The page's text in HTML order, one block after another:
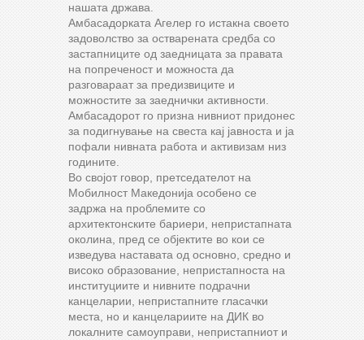
нашата држава.
Амбасадорката Агелер го истакна своето
задоволство за остварената средба со
застапниците од заедницата за правата
на попреченост и можноста да
разговараат за предизвиците и
можностите за заеднички активности.
Амбасадорот го призна нивниот придонес
за подигнување на свеста кај јавноста и ја
пофали нивната работа и активизам низ
годините.
Во својот говор, претседателот на
Мобилност Македонија особено се
задржа на проблемите со
архитектонските бариери, непристапната
околина, пред се објектите во кои се
изведува наставата од основно, средно и
високо образование, непристапноста на
институциите и нивните подрачни
канцеларии, непристапните гласачки
места, но и канцелариите на ДИК во
локалните самоуправи, непристапниот и